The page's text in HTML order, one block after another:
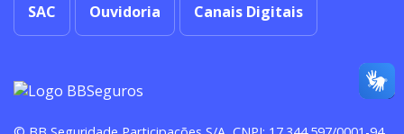
SAC Ouvidoria Canais Digitais